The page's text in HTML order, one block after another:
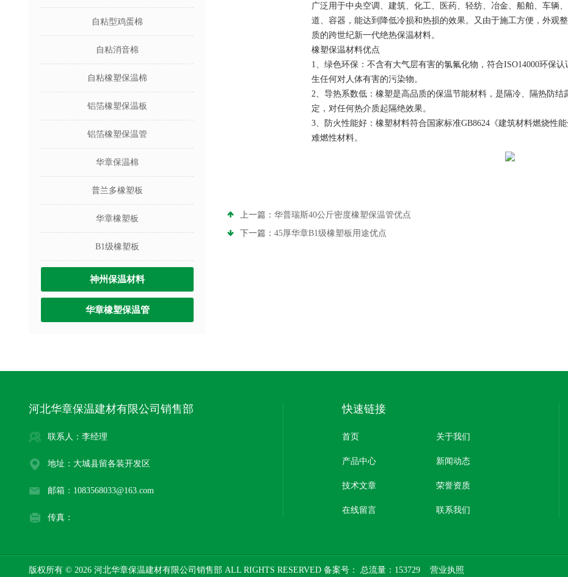
自粘型鸡蛋棉
自粘消音棉
自粘橡塑保温棉
铝箔橡塑保温板
铝箔橡塑保温管
华章保温棉
普兰多橡塑板
华章橡塑板
B1级橡塑板
神州保温材料
华章橡塑保温管
广泛用于中央空调、建筑、化工、医药、轻纺、冶金、船舶、车辆
道、容器，能达到降低冷损和热损的效果。又由于施工方便，外观
质的跨世纪新一代绝热保温材料。
橡塑保温材料优点
1、绿色环保：不含有大气层有害的氯氟化物，符合ISO14000环保
生任何对人体有害的污染物。
2、导热系数低：橡塑是高品质的保温节能材料，是隔冷、隔热防
定，对任何热介质起隔绝效果。
3、防火性能好：橡塑材料符合国家标准GB8624《建筑材料燃烧性
难燃性材料。
上一篇： 华普瑞斯40公斤密度橡塑保温管优点
下一篇： 45厚华章B1级橡塑板用途优点
河北华章保温建材有限公司销售部
联系人：李经理
地址：大城县留各装开发区
邮箱：1083568033@163.com
传真：
快速链接
首页 关于我们
产品中心 新闻动态
技术文章 荣誉资质
在线留言 联系我们
版权所有 © 2026 河北华章保温建材有限公司销售部 ALL RIGHTS RESERVED 备案号： 总流量：153729 营业执照